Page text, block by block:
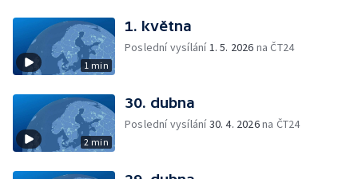
1 min
1. května
Poslední vysílání1. 5. 2026 na ČT24
2 min
30. dubna
Poslední vysílání30. 4. 2026na ČT24